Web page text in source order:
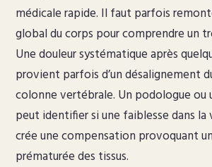
médicale rapide. Il faut parfois
global du corps pour comprendre un
Une douleur systématique après
provient parfois d’un désalignement
colonne vertébrale. Un podologue ou
peut identifier si une faiblesse dans
crée une compensation provoquant
prématurée des tissus.